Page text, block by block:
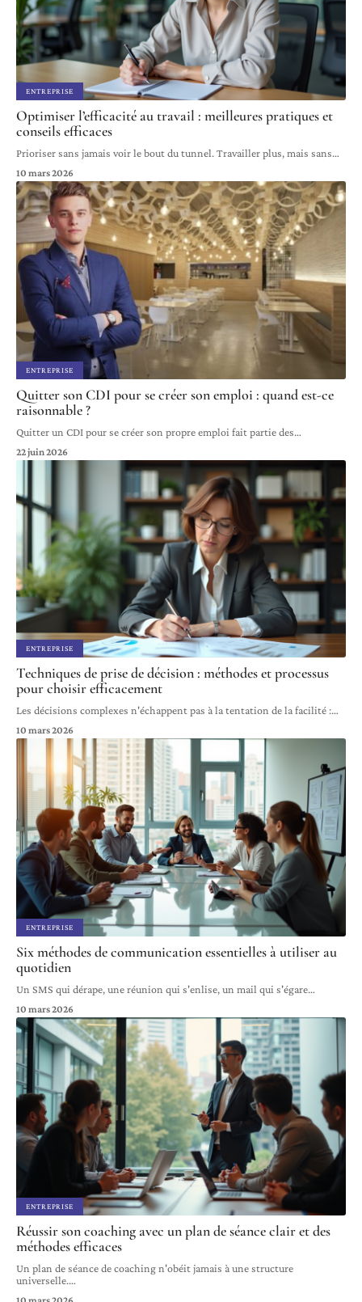
ENTREPRISE
Optimiser l’efficacité au travail : meilleures pratiques et
conseils efficaces
Prioriser sans jamais voir le bout du tunnel. Travailler plus, mais sans…
10 mars 2026
ENTREPRISE
Quitter son CDI pour se créer son emploi : quand est-ce
raisonnable ?
Quitter un CDI pour se créer son propre emploi fait partie des…
22 juin 2026
ENTREPRISE
Techniques de prise de décision : méthodes et processus
pour choisir efficacement
Les décisions complexes n'échappent pas à la tentation de la facilité :…
10 mars 2026
ENTREPRISE
Six méthodes de communication essentielles à utiliser au
quotidien
Un SMS qui dérape, une réunion qui s'enlise, un mail qui s'égare…
10 mars 2026
ENTREPRISE
Réussir son coaching avec un plan de séance clair et des
méthodes efficaces
Un plan de séance de coaching n'obéit jamais à une structure
universelle.…